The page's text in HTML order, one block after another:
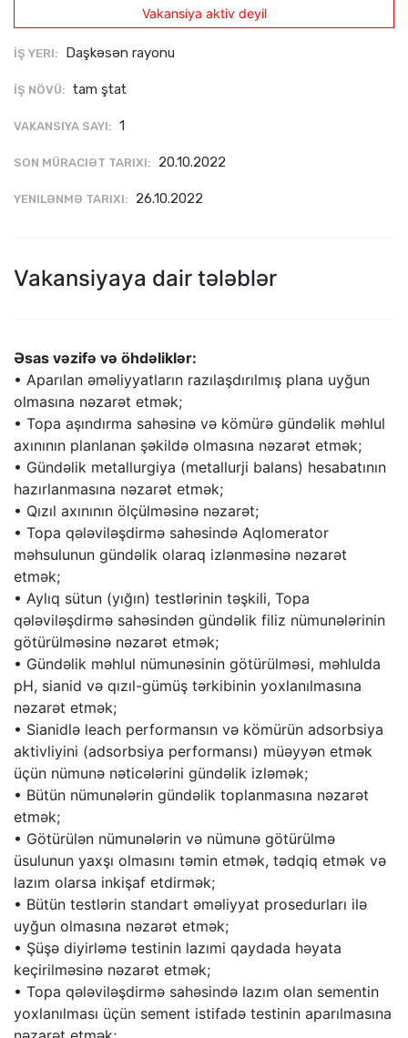
Vakansiya aktiv deyil
İŞ YERI: Daşkəsən rayonu
İŞ NÖVÜ: tam ştat
VAKANSIYA SAYI: 1
SON MÜRACIƏT TARIXI: 20.10.2022
YENILƏNMƏ TARIXI: 26.10.2022
Vakansiyaya dair tələblər
Əsas vəzifə və öhdəliklər:
• Aparılan əməliyyatların razılaşdırılmış plana uyğun
olmasına nəzarət etmək;
• Topa aşındırma sahəsinə və kömürə gündəlik məhlul
axınının planlanan şəkildə olmasına nəzarət etmək;
• Gündəlik metallurgiya (metallurji balans) hesabatının
hazırlanmasına nəzarət etmək;
• Qızıl axınının ölçülməsinə nəzarət;
• Topa qələviləşdirmə sahəsində Aqlomerator
məhsulunun gündəlik olaraq izlənməsinə nəzarət
etmək;
• Aylıq sütun (yığın) testlərinin təşkili, Topa
qələviləşdirmə sahəsindən gündəlik filiz nümunələrinin
götürülməsinə nəzarət etmək;
• Gündəlik məhlul nümunəsinin götürülməsi, məhlulda
pH, sianid və qızıl-gümüş tərkibinin yoxlanılmasına
nəzarət etmək;
• Sianidlə leach performansın və kömürün adsorbsiya
aktivliyini (adsorbsiya performansı) müəyyən etmək
üçün nümunə nəticələrini gündəlik izləmək;
• Bütün nümunələrin gündəlik toplanmasına nəzarət
etmək;
• Götürülən nümunələrin və nümunə götürülmə
üsulunun yaxşı olmasını təmin etmək, tədqiq etmək və
lazım olarsa inkişaf etdirmək;
• Bütün testlərin standart əməliyyat prosedurları ilə
uyğun olmasına nəzarət etmək;
• Şüşə diyirləmə testinin lazımi qaydada həyata
keçirilməsinə nəzarət etmək;
• Topa qələviləşdirmə sahəsində lazım olan sementin
yoxlanılması üçün sement istifadə testinin aparılmasına